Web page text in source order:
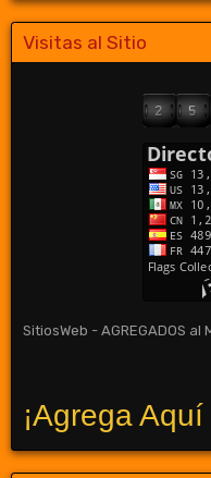
Visitas al Sitio
SitiosWeb - AGREGADOS
¡Agrega